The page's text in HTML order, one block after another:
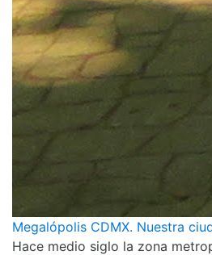
Megalópolis CDMX. Nuestra
Hace medio siglo la zona